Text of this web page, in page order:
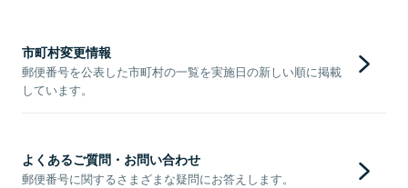
市町村変更情報
郵便番号を公表した市町村の一覧を実施日の新しい順に掲載
しています。
よくあるご質問・お問い合わせ
郵便番号に関するさまざまな疑問にお答えします。